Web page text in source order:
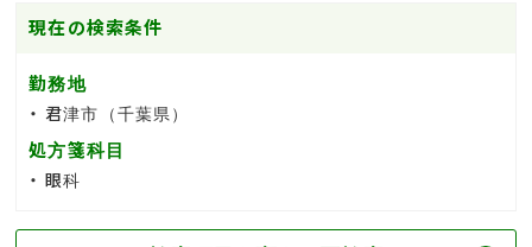
現在の検索条件
勤務地
君津市（千葉県）
処方箋科目
眼科